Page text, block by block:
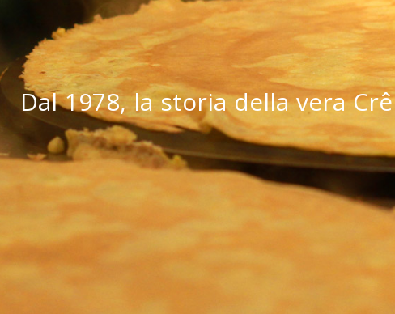
Dal 1978, la storia della vera